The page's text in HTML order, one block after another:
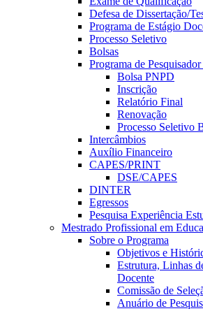
Defesa de Dissertação/
Programa de Estágio
Processo Seletivo
Bolsas
Programa de
Bolsa PNPD
Inscrição
Relatório Final
Renovação
Processo Seletivo
Intercâmbios
Auxílio Financeiro
CAPES/PRINT
DSE/CAPES
DINTER
Egressos
Pesquisa Experiência
Mestrado Profissional em
Sobre o Programa
Objetivos e
Estrutura, Linhas
Docente
Comissão de
Anuário de